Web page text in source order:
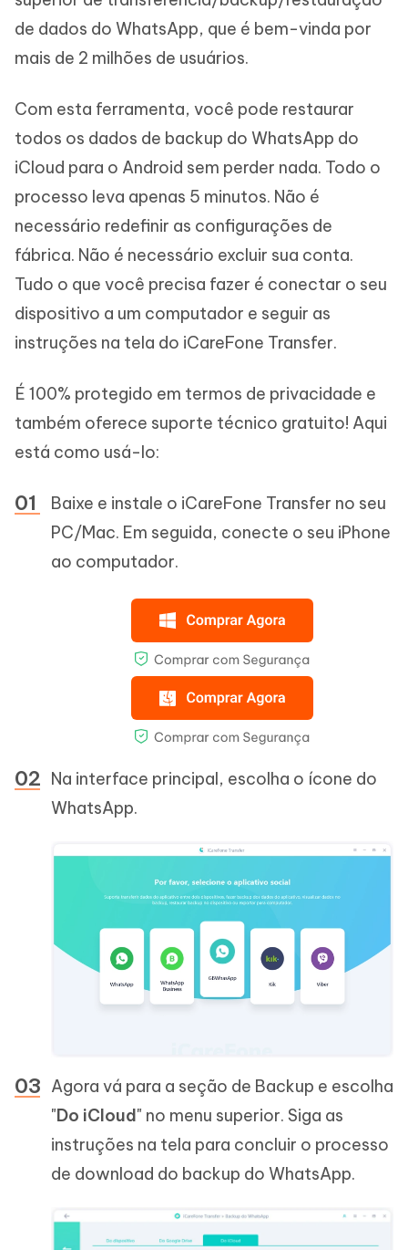
de dados do WhatsApp, que é bem-vinda por
mais de 2 milhões de usuários.
Com esta ferramenta, você pode restaurar
todos os dados de backup do WhatsApp do
iCloud para o Android sem perder nada. Todo o
processo leva apenas 5 minutos. Não é
necessário redefinir as configurações de
fábrica. Não é necessário excluir sua conta.
Tudo o que você precisa fazer é conectar o seu
dispositivo a um computador e seguir as
instruções na tela do iCareFone Transfer.
É 100% protegido em termos de privacidade e
também oferece suporte técnico gratuito! Aqui
está como usá-lo:
Baixe e instale o iCareFone Transfer no seu
PC/Mac. Em seguida, conecte o seu iPhone
ao computador.
Na interface principal, escolha o ícone do
WhatsApp.
Agora vá para a seção de Backup e escolha
"Do iCloud" no menu superior. Siga as
instruções na tela para concluir o processo
de download do backup do WhatsApp.